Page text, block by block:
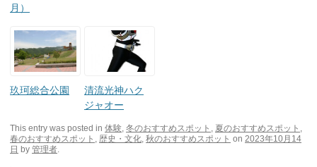
月）
玖珂総合公園
清流光神ハク
ジャオー
This entry was posted in 体験, 冬のおすすめスポット , 夏のおすすめスポット ,
春のおすすめスポット , 歴史・文化, 秋のおすすめスポット on 2023年10月14
日 by 管理者.